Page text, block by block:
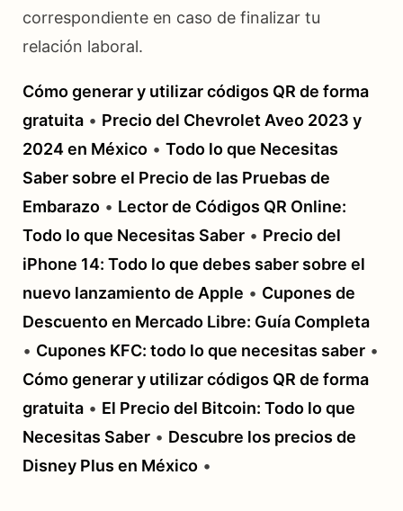
correspondiente en caso de finalizar tu
relación laboral.
Cómo generar y utilizar códigos QR de forma
gratuita • Precio del Chevrolet Aveo 2023 y
2024 en México • Todo lo que Necesitas
Saber sobre el Precio de las Pruebas de
Embarazo • Lector de Códigos QR Online:
Todo lo que Necesitas Saber • Precio del
iPhone 14: Todo lo que debes saber sobre el
nuevo lanzamiento de Apple • Cupones de
Descuento en Mercado Libre: Guía Completa
• Cupones KFC: todo lo que necesitas saber •
Cómo generar y utilizar códigos QR de forma
gratuita • El Precio del Bitcoin: Todo lo que
Necesitas Saber • Descubre los precios de
Disney Plus en México •